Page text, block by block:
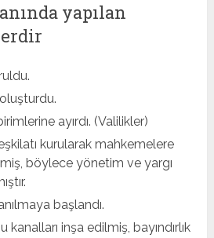
yapılan
ayırdı. (Valilikler)
kurularak mahkemelere
böylece yönetim ve yargı
başlandı.
kanalları inşa edilmiş, bayındırlık